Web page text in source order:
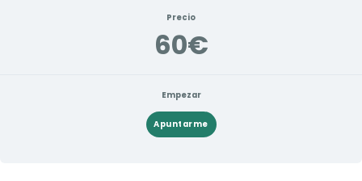
Precio
60€
Empezar
Apuntarme